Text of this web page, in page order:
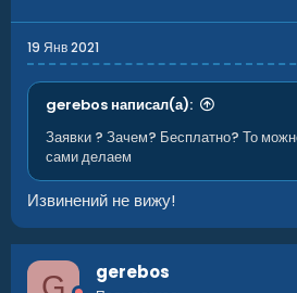
19 Янв 2021
gerebos написал(а):
Заявки ? Зачем? Бесплатно? То
сами делаем
Извинений не вижу!
gerebos